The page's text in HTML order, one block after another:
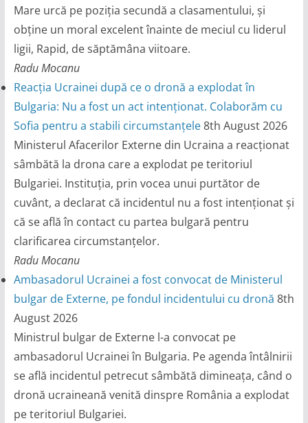
Mare urcă pe poziția secundă a clasamentului, și
obține un moral excelent înainte de meciul cu liderul
ligii, Rapid, de săptămâna viitoare.
Radu Mocanu
Reacția Ucrainei după ce o dronă a explodat în
Bulgaria: Nu a fost un act intenționat. Colaborăm cu
Sofia pentru a stabili circumstanțele8th August 2026
Ministerul Afacerilor Externe din Ucraina a reacționat
sâmbătă la drona care a explodat pe teritoriul
Bulgariei. Instituția, prin vocea unui purtător de
cuvânt, a declarat că incidentul nu a fost intenționat și
că se află în contact cu partea bulgară pentru
clarificarea circumstanțelor.
Radu Mocanu
Ambasadorul Ucrainei a fost convocat de Ministerul
bulgar de Externe, pe fondul incidentului cu dronă 8th
August 2026
Ministrul bulgar de Externe l-a convocat pe
ambasadorul Ucrainei în Bulgaria. Pe agenda întâlnirii
se află incidentul petrecut sâmbătă dimineața, când o
dronă ucraineană venită dinspre România a explodat
pe teritoriul Bulgariei.